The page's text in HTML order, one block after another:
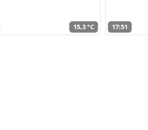
15,3 °C 17:51